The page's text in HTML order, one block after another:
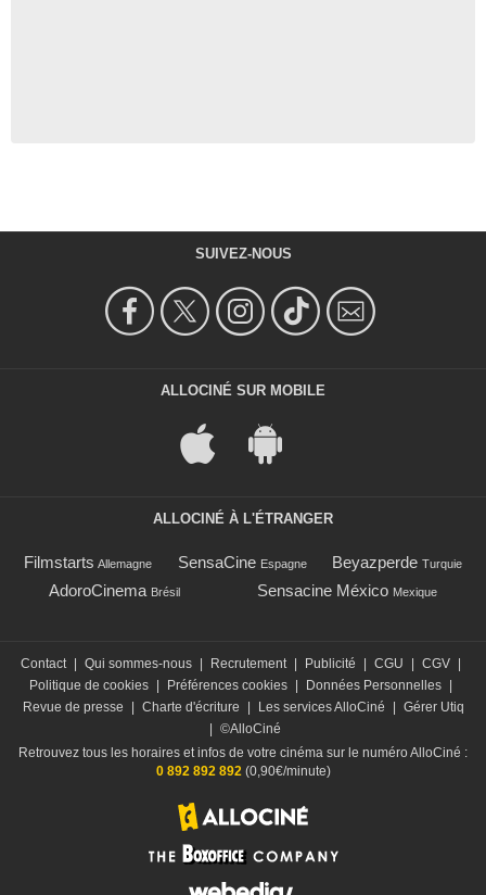
SUIVEZ-NOUS
ALLOCINÉ SUR MOBILE
ALLOCINÉ À L'ÉTRANGER
Filmstarts Allemagne SensaCine Espagne Beyazperde Turquie
AdoroCinema Brésil Sensacine México Mexique
Contact | Qui sommes-nous | Recrutement | Publicité | CGU | CGV |
Politique de cookies | Préférences cookies | Données Personnelles |
Revue de presse
| Charte d'écriture | Les services AlloCiné | Gérer Utiq
| ©AlloCiné
Retrouvez tous les horaires et infos de votre cinéma sur le numéro AlloCiné :
0 892 892 892 (0,90€/minute)